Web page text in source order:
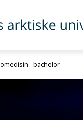
- bachelor